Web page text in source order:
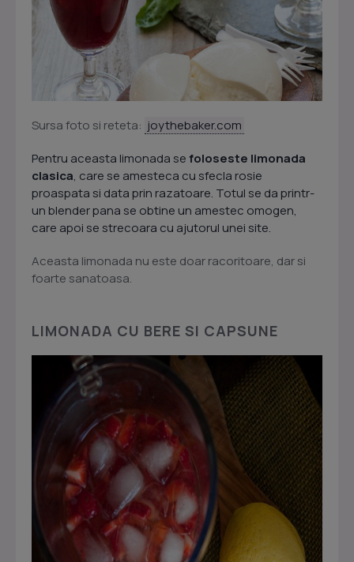
Sursa foto si reteta: joythebaker.com
Pentru aceasta limonada sefoloseste limonada
clasica, care se amesteca cu sfecla rosie
proaspata si data prin razatoare. Totul se da printr-
un blender pana se obtine un amestec omogen,
care apoi se strecoara cu ajutorul unei site.
Aceasta limonada nu este doar racoritoare, dar si
foarte sanatoasa.
LIMONADA CU BERE SI CAPSUNE